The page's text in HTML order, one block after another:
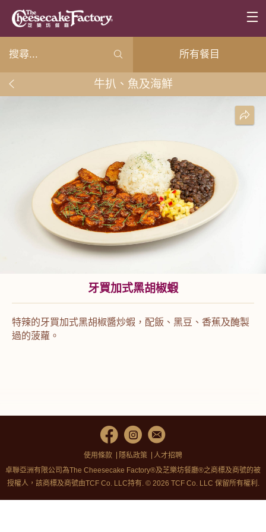
所有餐目
牛扒、魚及海鮮
牙買加式黑胡椒蝦
特辣的牙買加式黑胡椒醬炒蝦，配飯、黑豆、香蕉及醃製
過的菠蘿。
使用條款 隱私政策
人才招聘
卓聯亞洲有限公司為The Cheesecake Factory®及芝樂坊餐廳®之商標及商號的被
授權人，該商標及商號由TCF Co. LLC持有. © 2026 TCF Co. LLC 保留所有權利.